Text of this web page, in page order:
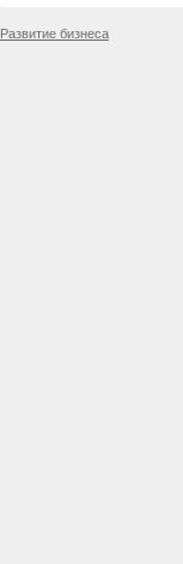
Развитие бизнеса